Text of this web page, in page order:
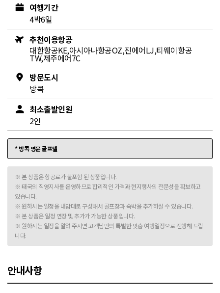
여행기간
4박6일
추천이용항공
대한항공KE,아시아나항공OZ,진에어LJ,티웨이항공
TW,제주에어7C
방문도시
방콕
최소출발인원
2인
* 방콕 명문 골프텔
※ 본 상품은 항공료가 불포함 된 상품입니다.
※ 태국의 직영지사를 운영하므로 합리적인 가격과 현지행사의 전문성을 확보하고
있습니다.
※ 원하시는 일정을 내맘대로 구성해서 골프장과 숙박을 추가하실 수 있습니다.
※ 본 상품은 일정 연장 및 추가가 가능한 상품입니다.
※ 원하시는 일정을 알려 주시면 고객님만의 특별한 맞춤 여행일정으로 진행해 드립
니다.
안내사항